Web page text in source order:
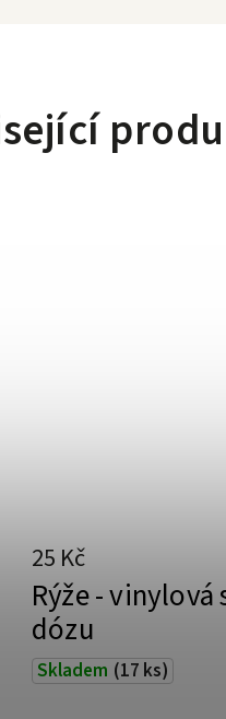
Rýže -
dózu
Skladem (17 ks)
25 Kč